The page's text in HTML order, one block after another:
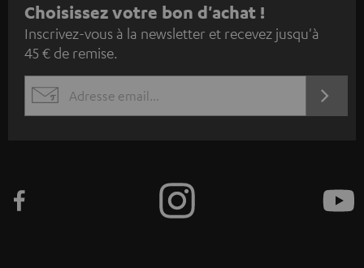
I
n
s
c
r
z
Choisissez votre bon d'achat !
Inscrivez-vous à la newsletter et recevez jusqu'à
45 € de remise.
EMAIL